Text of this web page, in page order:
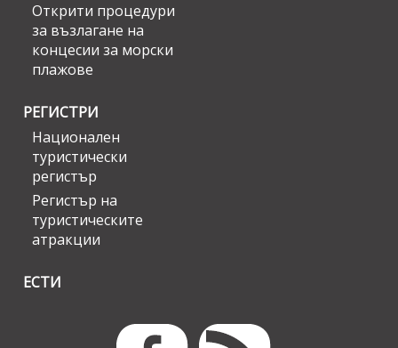
Открити процедури
за възлагане на
концесии за морски
плажове
РЕГИСТРИ
Национален
туристически
регистър
Регистър на
туристическите
атракции
ЕСТИ